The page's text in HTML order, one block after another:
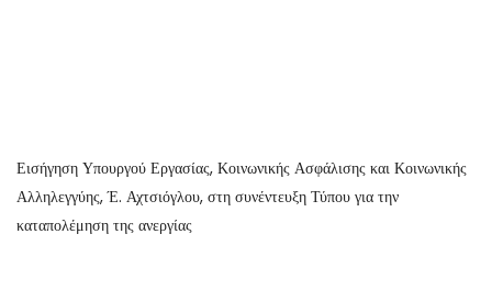
Εισήγηση Υπουργού Εργασίας, Κοινωνικής Ασφάλισης και Κοινωνικής
Αλληλεγγύης, Έ. Αχτσιόγλου, στη συνέντευξη Τύπου για την
καταπολέμηση της ανεργίας